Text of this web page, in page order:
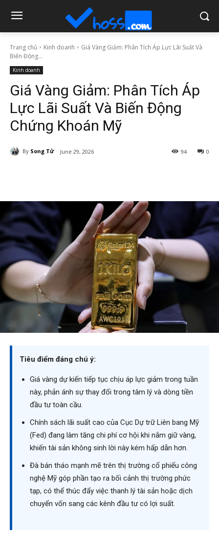
Trang chủ Kinh doanh
Giá Vàng Giảm: Phân Tích Áp Lực Lãi Suất Và
Biến Động...
Kinh doanh
Giá Vàng Giảm: Phân Tích Áp
Lực Lãi Suất Và Biến Động
Chứng Khoán Mỹ
By Song Tử June 29, 2026 0
94
Tiêu điểm đáng chú ý:
Giá vàng dự kiến tiếp tục chịu áp lực giảm trong tuần
này, phản ánh sự thay đổi trong tâm lý và dòng tiền
đầu tư toàn cầu.
Chính sách lãi suất cao của Cục Dự trữ Liên bang Mỹ
(Fed) đang làm tăng chi phí cơ hội khi nắm giữ vàng,
khiến tài sản không sinh lời này kém hấp dẫn hơn.
Đà bán tháo mạnh mẽ trên thị trường cổ phiếu công
nghệ Mỹ góp phần tạo ra bối cảnh thị trường phức
tạp, có thể thúc đẩy việc thanh lý tài sản hoặc dịch
chuyển vốn sang các kênh đầu tư có lợi suất.